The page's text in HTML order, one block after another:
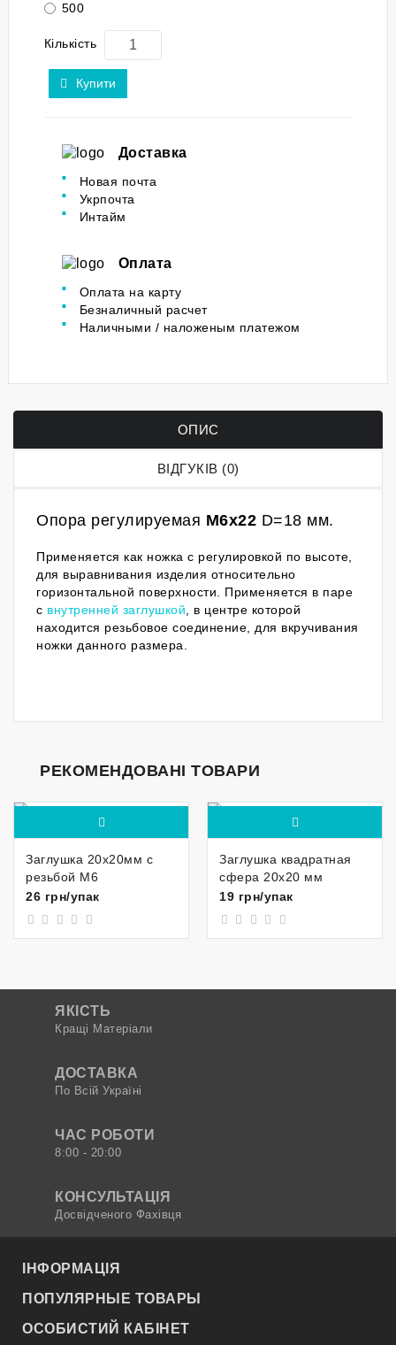
500
Кількість
Купити
Доставка
Новая почта
Укрпочта
Интайм
Оплата
Оплата на карту
Безналичный расчет
Наличными / наложеным платежом
ОПИС
ВІДГУКІВ (0)
Опора регулируемая М6x22 D=18 мм.
Применяется как ножка с регулировкой по высоте,
для выравнивания изделия относительно
горизонтальной поверхности. Применяется в паре
с внутренней заглушкой , в центре которой
находится резьбовое соединение, для вкручивания
ножки данного размера.
РЕКОМЕНДОВАНІ ТОВАРИ
Заглушка 20x20мм с
резьбой М6
26 грн/упак
Заглушка квадратная
сфера 20x20 мм
19 грн/упак
ЯКІСТЬ
Кращі Матеріали
ДОСТАВКА
По Всій Україні
ЧАС РОБОТИ
8:00 - 20:00
КОНСУЛЬТАЦІЯ
Досвідченого Фахівця
ІНФОРМАЦІЯ
ПОПУЛЯРНЫЕ ТОВАРЫ
ОСОБИСТИЙ КАБІНЕТ